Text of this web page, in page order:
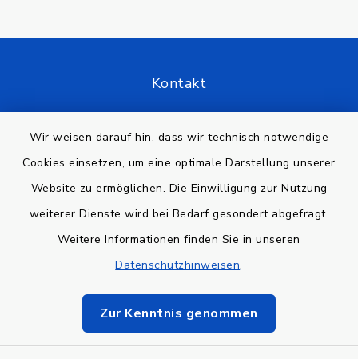
Wir weisen darauf hin, dass wir technisch notwendige
Cookies einsetzen, um eine optimale Darstellung unserer
Website zu ermöglichen. Die Einwilligung zur Nutzung
weiterer Dienste wird bei Bedarf gesondert abgefragt.
Weitere Informationen finden Sie in unseren
Datenschutzhinweisen.
Zur Kenntnis genommen
Kontakt
Datenschutz
Impressum
Sitemap
Cookie-Einstellungen